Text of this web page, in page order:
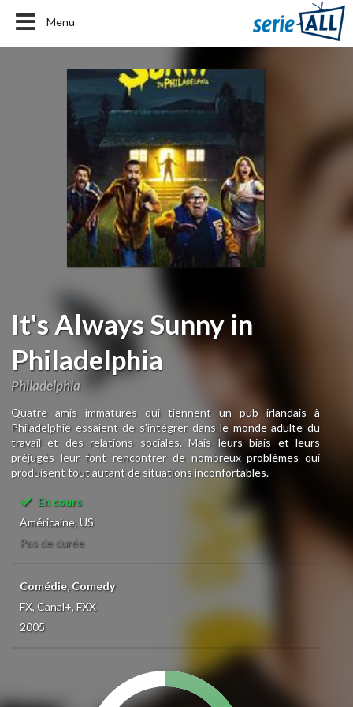
Menu
It's Always Sunny in
Philadelphia
Philadelphia
Quatre amis immatures qui tiennent un pub irlandais à
Philadelphie essaient de s'intégrer dans le monde adulte du
travail et des relations sociales. Mais leurs biais et leurs
préjugés leur font rencontrer de nombreux problèmes qui
produisent tout autant de situations inconfortables.
En cours
Américaine, US
Pas de durée
Comédie, Comedy
FX, Canal+, FXX
2005